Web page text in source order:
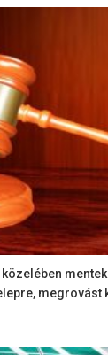
megrovást